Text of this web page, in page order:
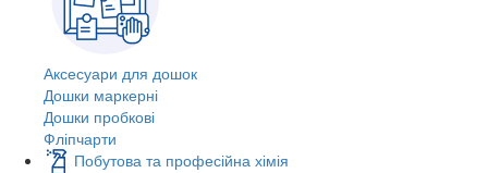
Аксесуари для дошок
Дошки маркерні
Дошки пробкові
Фліпчарти
Побутова та професійна хімія